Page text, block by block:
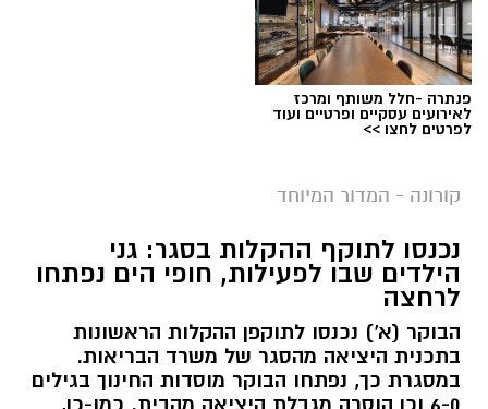
פנתרה -חלל משותף ומרכז
לאירועים עסקיים ופרטיים ועוד
לפרטים לחצו >>
קורונה - המדור המיוחד
נכנסו לתוקף ההקלות בסגר: גני
הילדים שבו לפעילות, חופי הים נפתחו
לרחצה
הבוקר (א') נכנסו לתוקפן ההקלות הראשונות
בתכנית היציאה מהסגר של משרד הבריאות.
במסגרת כך, נפתחו הבוקר מוסדות החינוך בגילים